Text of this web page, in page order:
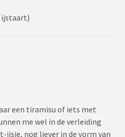
ijstaart)
een tiramisu of iets met
me wel in de verleiding
ijsje, nog liever in de vorm van